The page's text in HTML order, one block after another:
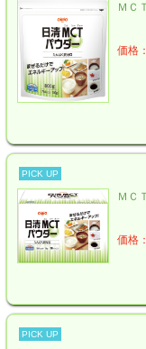
ＭＣ
価格
PICK UP
ＭＣ
価格
PICK UP